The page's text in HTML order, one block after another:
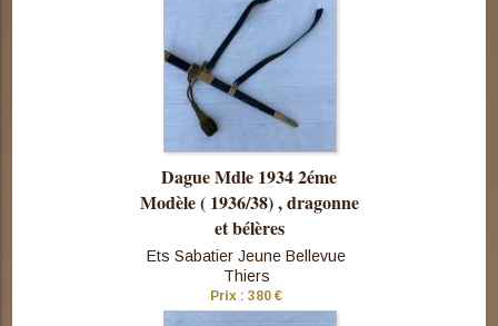
Consulter
cette pièce
Dague Mdle 1934 2éme
Modèle ( 1936/38) , dragonne
et bélères
Ets Sabatier Jeune Bellevue
Thiers
Prix : 380 €